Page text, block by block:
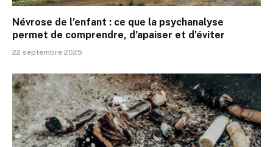
Névrose de l’enfant : ce que la psychanalyse
permet de comprendre, d’apaiser et d’éviter
22 septembre 2025